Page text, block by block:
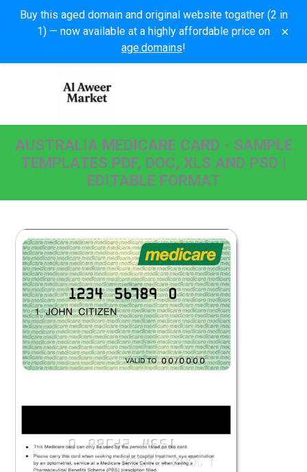
Buy this aged domain and original website togather (2 in
1) — now available at a highly affordable price on
age.domains!
×
AUSTRALIA MEDICARE CARD - SAMPLE
TEMPLATES PDF, DOC, XLS AND PSD |
EDITABLE FORMAT